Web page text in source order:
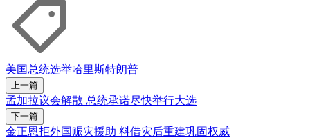
美国总统选举哈里斯特朗普
上一篇
孟加拉议会解散 总统承诺尽快举行大选
下一篇
金正恩拒外国赈灾援助 料借灾后重建巩固权威